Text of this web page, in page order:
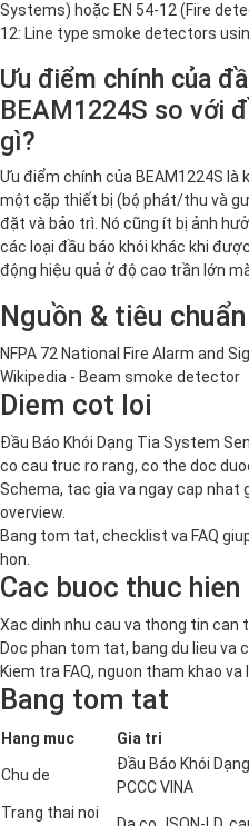
Systems) hoặc EN 54-12 (Fire
12: Line type smoke detectors
Ưu điểm chính của
BEAM1224S so với
gì?
Ưu điểm chính của BEAM1224S
một cặp thiết bị (bộ phát/thu và
đặt và bảo trì. Nó cũng ít bị ảnh
các loại đầu báo khói khác khi
động hiệu quả ở độ cao trần lớn
Nguồn & tiêu
NFPA 72 National Fire Alarm and
Wikipedia - Beam smoke detector
Diem cot loi
Đầu Báo Khói Dạng Tia System
co cau truc ro rang, co the doc
Schema, tac gia va ngay cap nhat
overview.
Bang tom tat, checklist va FAQ
hon.
Cac buoc thuc hien
Xac dinh nhu cau va thong tin can
Doc phan tom tat, bang du lieu va
Kiem tra FAQ, nguon tham khao
Bang tom tat
Hang muc Gia tri
Chu de
Đầu Báo Khói
PCCC VINA
Trang thai noi